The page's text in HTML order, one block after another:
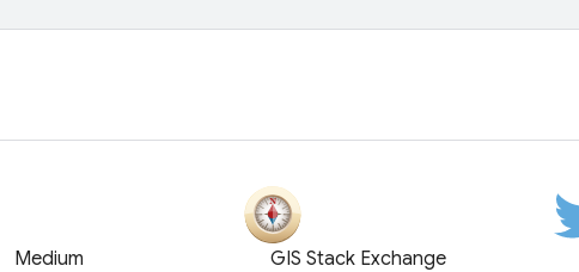
Medium GIS Stack Exchange